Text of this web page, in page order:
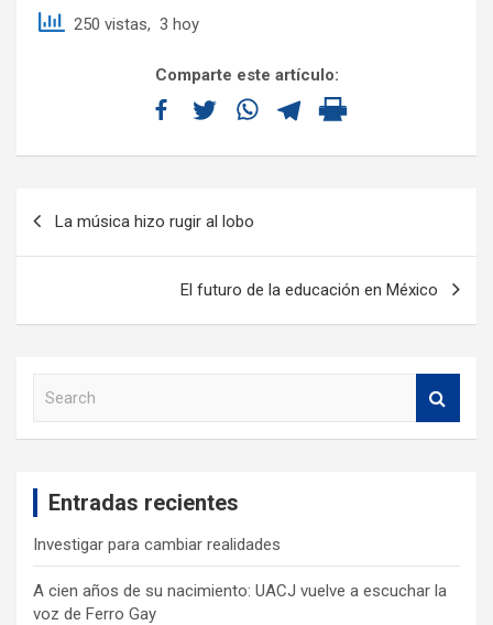
250 vistas, 3 hoy
Comparte este artículo:
La música hizo rugir al lobo
El futuro de la educación en México
Entradas recientes
Investigar para cambiar realidades
A cien años de su nacimiento: UACJ vuelve a escuchar la
voz de Ferro Gay